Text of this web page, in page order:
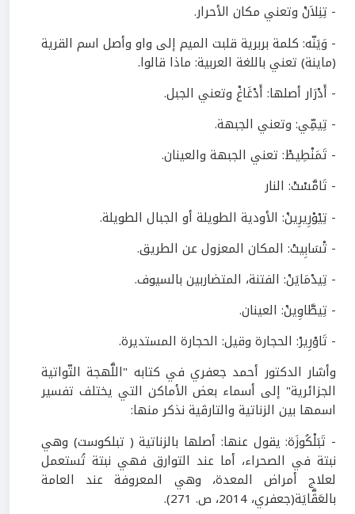
- تِنِلاَنْ وتعني مكان الأحرار.
- وَيَنّه: كلمة بربرية قلبت الميم إلى واو وأصل اسم القرية
(ماينة) تعني باللغة العربية: ماذا قالوا.
- أَدْرَار أصلها: أَدْغَاغْ وتعني الجبل.
- تِيمِّي: وتعني الجبهة.
- تَمَنْطِيطْ: تعني الجبهة والعينان.
- تَامَّسْتْ: النار
- تِيْوْرِيرِينْ: الأودية الطويلة أو الجبال الطويلة.
- تْسَابِيتْ: المكان المعزول عن الطريق.
- تِيدْمَايَنْ: الفتنة، المتضاربين بالسيوف.
- تِيطَّاوِينْ: العينان.
- تَاوْرِيرْ: الحجارة وقيل: الحجارة المستديرة.
وأشار الدكتور أحمد جعفري في كتابه "اللَّهجة التّواتية
الجزائرية" إلى أسماء بعض الأماكن التي يختلف تفسير
اسمها بين الزناتية والتارڤية نذكر منها:
- تَبَلْكُوزَة: يقول عنها: أصلها بالزناتية ( تبلكوست) وهي
نبتة في الصحراء، أما عند التوارق فهي نبتة تُستعمل
لعلاج أمراض المعدة، وهي المعروفة عند العامة
بالعَڤَّايَة(جعفري، 2014، ص. 271
).